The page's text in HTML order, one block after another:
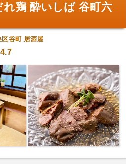
鶏 酔いしば 谷町六
区谷町 居酒屋
4.7